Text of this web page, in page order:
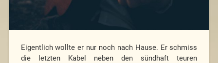
Eigentlich wollte er nur noch nach Hause. Er schmiss
die letzten Kabel neben den sündhaft teuren